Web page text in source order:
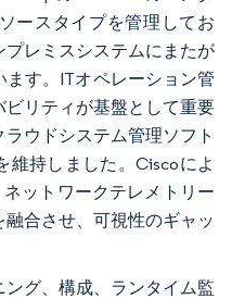
ースタイプを管理してお
レミスシステムにまたが
す。ITオペレーション管
リティが基盤として重要
ウドシステム管理ソフト
維持しました。Ciscoによ
ネットワークテレメトリー
合させ、可視性のギャッ
グ、構成、ランタイム監